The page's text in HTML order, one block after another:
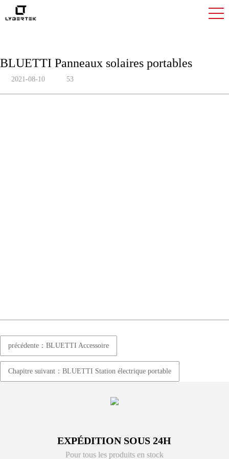
BLUETTI Panneaux solaires portables
2021-08-10 53
précédente：BLUETTI Accessoire
Chapitre suivant：BLUETTI Station électrique portable
EXPÉDITION SOUS 24H
Pour tous les produits en stock